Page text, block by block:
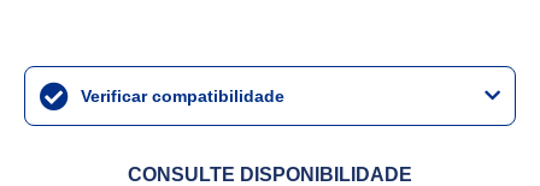
Verificar compatibilidade
CONSULTE DISPONIBILIDADE